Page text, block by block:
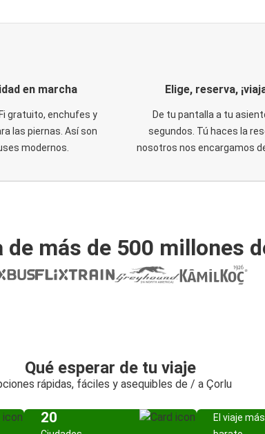
en marcha
gratuito, enchufes y
las piernas. Así son
modernos.
Elige, reserva,
De tu pantalla a tu
segundos. Tú haces la
nosotros nos encargamos
de más de 500 millones
Qué esperar de tu viaje
rápidas, fáciles y asequibles de / a Çorlu
20
El viaje más